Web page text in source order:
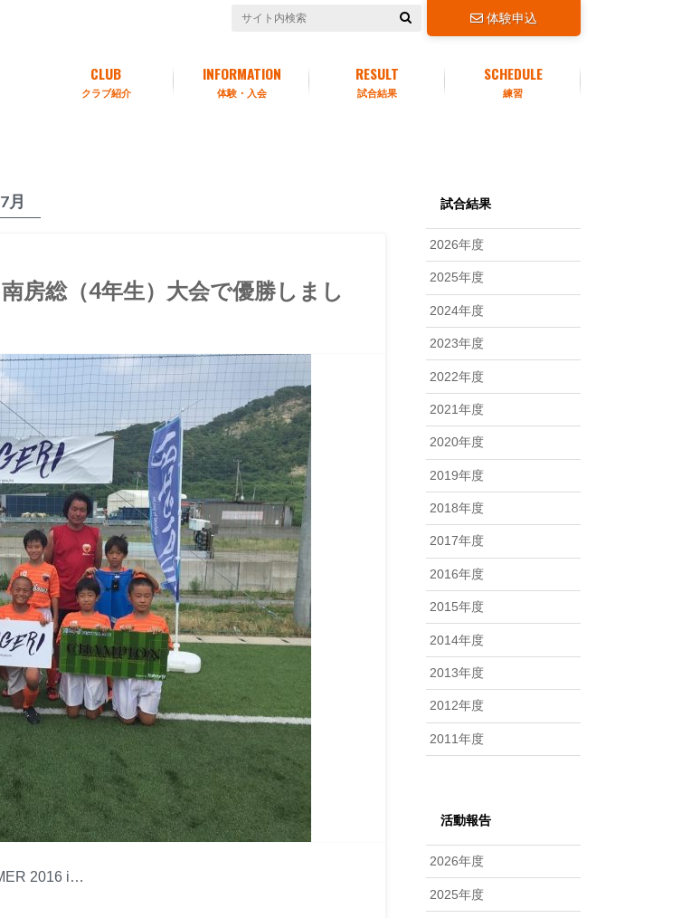
体験申込
クラブ紹介
CLUB
体験・入会
INFORMATION
試合結果
RESULT
練習
SCHEDULE
月
房総（4年生）大会で優勝しまし
2016 i…
試合結果
2026年度
2025年度
2024年度
2023年度
2022年度
2021年度
2020年度
2019年度
2018年度
2017年度
2016年度
2015年度
2014年度
2013年度
2012年度
2011年度
活動報告
2026年度
2025年度